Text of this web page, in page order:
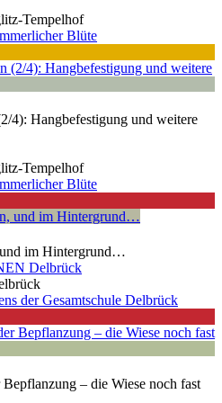
Tempelhof
Blüte
4): Hangbefestigung und weitere
Tempelhof
Blüte
im Hintergrund…
Delbrück
der Gesamtschule Delbrück
– die Wiese noch fast